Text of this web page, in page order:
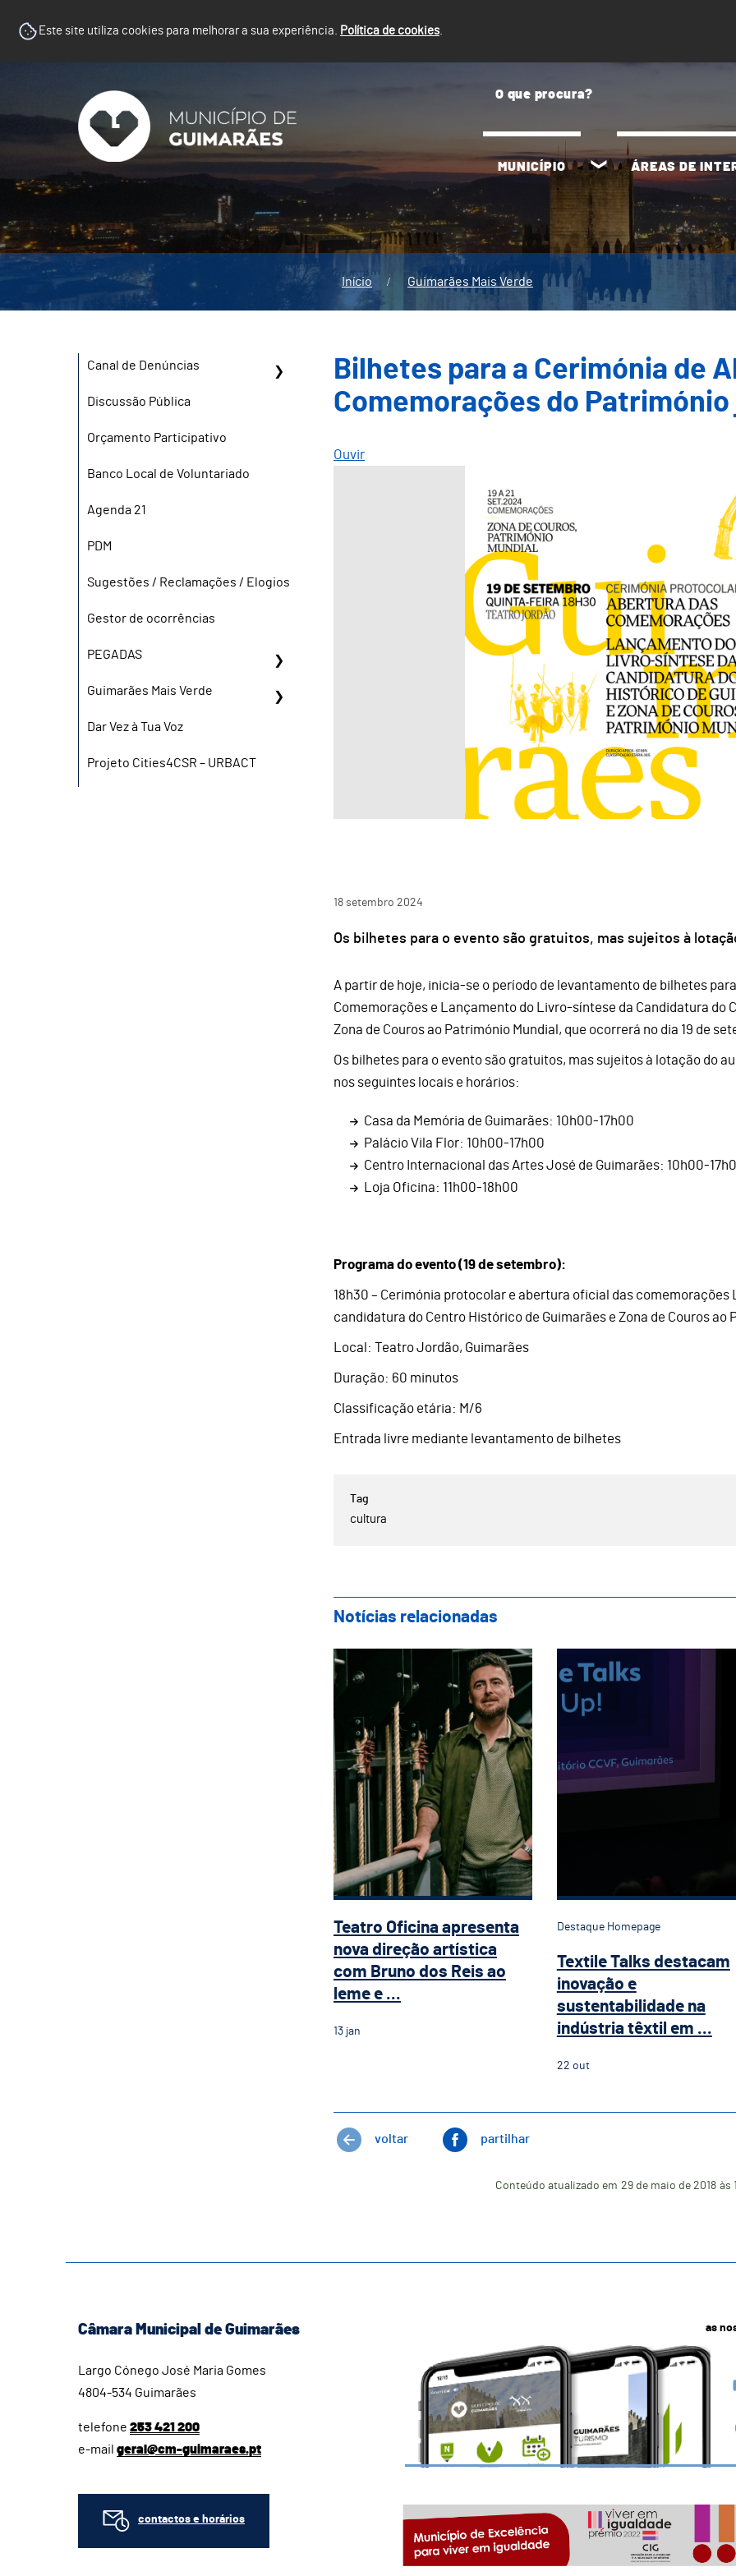
Este site utiliza cookies para melhorar a sua experiência. Política de cookies.
MUNICÍPIO ÁREAS DE
Início Guimarães Mais Verde
Canal de Denúncias
Discussão Pública
Orçamento Participativo
Banco Local de Voluntariado
Agenda 21
PDM
Sugestões / Reclamações / Elogios
Gestor de ocorrências
PEGADAS
Guimarães Mais Verde
Dar Vez à Tua Voz
Projeto Cities4CSR – URBACT
Bilhetes para a Cerimónia de
Comemorações do
Ouvir
18 setembro 2024
Os bilhetes para o evento são gratuitos, mas sujeitos à
A partir de hoje, inicia-se o período de levantamento de bilhetes
Comemorações e Lançamento do Livro-síntese da Candidatura do
Zona de Couros ao Património Mundial, que ocorrerá no dia 19 de
Os bilhetes para o evento são gratuitos, mas sujeitos à lotação do
nos seguintes locais e horários:
Casa da Memória de Guimarães: 10h00-17h00
Palácio Vila Flor: 10h00-17h00
Centro Internacional das Artes José de Guimarães: 10h00-
Loja Oficina: 11h00-18h00
Programa do evento (19 de setembro):
18h30 – Cerimónia protocolar e abertura oficial das
candidatura do Centro Histórico de Guimarães e Zona de Couros ao
Local: Teatro Jordão, Guimarães
Duração: 60 minutos
Classificação etária: M/6
Entrada livre mediante levantamento de bilhetes
cultura
Notícias relacionadas
Teatro Oficina apresenta nova direção
Teatro Oficina apresenta
nova direção artística
com Bruno dos Reis ao
leme e ...
13 jan
Textile Talks
Destaque Homepage
Textile Talks destacam
inovação e
sustentabilidade na
indústria têxtil em ...
22 out
voltar partilhar
Conteúdo atualizado em 29 de maio de 2018 às
Câmara Municipal de Guimarães
Largo Cónego José Maria Gomes
4804-534 Guimarães
telefone 253 421 200
e-mail geral@cm-guimaraes.pt
contactos e horários
as